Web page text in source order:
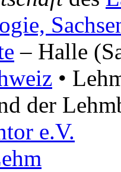
– Halle
•
der
e.V.